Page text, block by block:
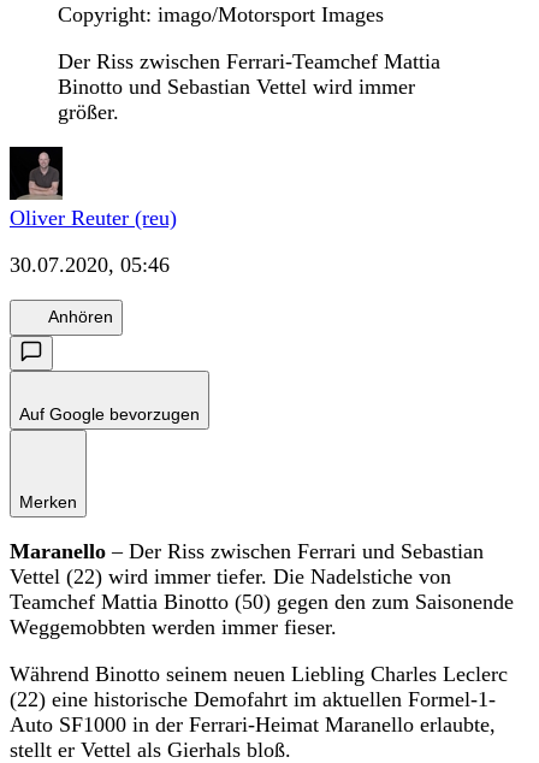
Copyright: imago/Motorsport Images
Der Riss zwischen Ferrari-Teamchef Mattia
Binotto und Sebastian Vettel wird immer
größer.
Oliver Reuter (reu)
30.07.2020, 05:46
Anhören
Auf Google bevorzugen
Merken
Maranello – Der Riss zwischen Ferrari und Sebastian
Vettel (22) wird immer tiefer. Die Nadelstiche von
Teamchef Mattia Binotto (50) gegen den zum Saisonende
Weggemobbten werden immer fieser.
Während Binotto seinem neuen Liebling Charles Leclerc
(22) eine historische Demofahrt im aktuellen Formel-1-
Auto SF1000 in der Ferrari-Heimat Maranello erlaubte,
stellt er Vettel als Gierhals bloß.